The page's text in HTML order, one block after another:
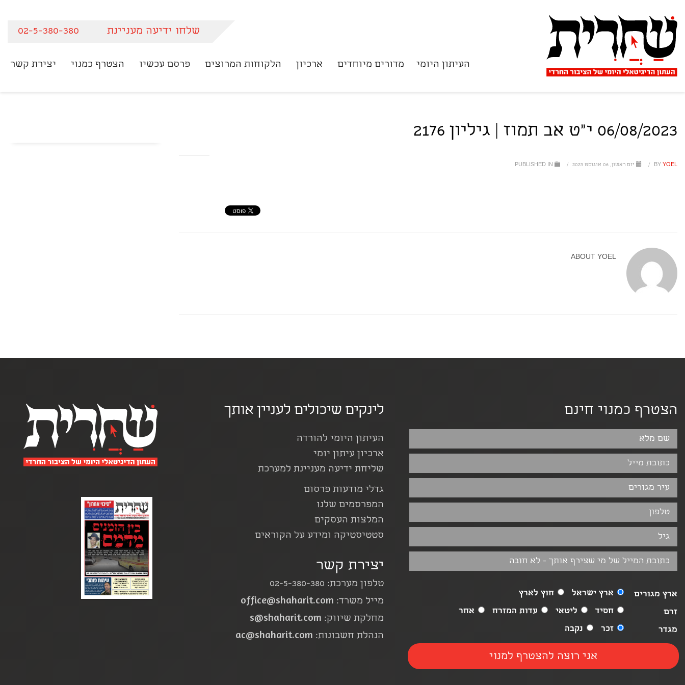
שלחו ידיעה מעניינת 02-5-380-380
העיתון היומי מדורים מיוחדים ארכיון הלקוחות המרוצים פרסם עכשיו הצטרף כמנוי יצירת קשר
06/08/2023 י"ט אב תמוז | גיליון 2176
BY YOEL
/ יום ראשון, 06 אוגוסט 2023 /
ABOUT YOEL
הצטרף כמנוי חינם
ארץ מגורים ארץ ישראל
חוץ לארץ
זרם
חסיד ליטאי עדות המזרח
אחר
מגדר
זכר נקבה
לינקים שיכולים לעניין אותך
העיתון היומי להורדה
ארכיון עיתון יומי
שליחת ידיעה מעניינת למערכת
גדלי מודעות פרסום
המפרסמים שלנו
המלצות העסקים
סטטיסטיקה ומידע על הקוראים
יצירת קשר
טלפון מערכת: 02-5-380-380
מייל משרד: office@shaharit.com
מחלקת שיווק: s@shaharit.com
הנהלת חשבונות: ac@shaharit.com